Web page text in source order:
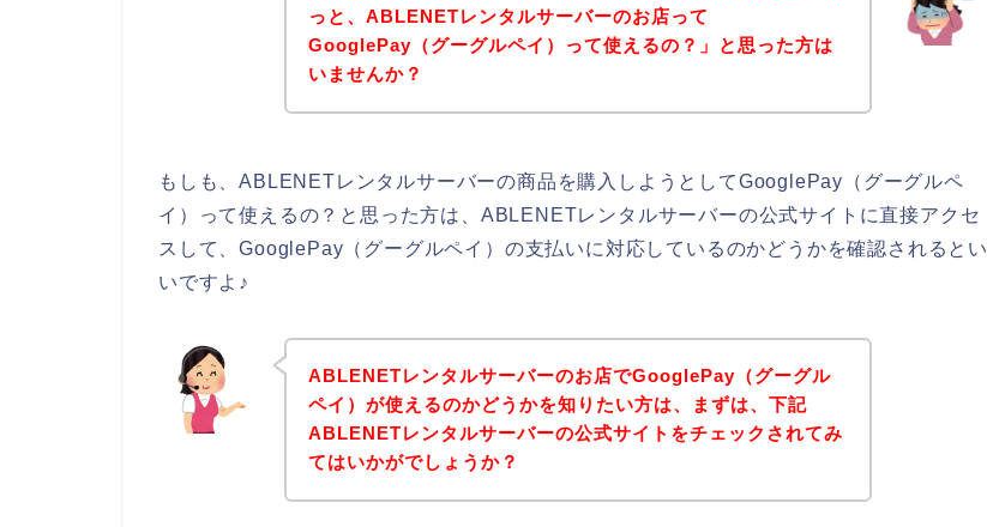
っと、ABLENETレンタルサーバーのお店って
GooglePay（グーグルペイ）って使えるの？」と思った方は
いませんか？
もしも、ABLENETレンタルサーバーの商品を購入しようとしてGooglePay（グーグルペ
イ）って使えるの？と思った方は、ABLENETレンタルサーバーの公式サイトに直接アクセ
スして、GooglePay（グーグルペイ）の支払いに対応しているのかどうかを確認されるとい
いですよ♪
ABLENETレンタルサーバーのお店でGooglePay（グーグル
ペイ）が使えるのかどうかを知りたい方は、まずは、下記
ABLENETレンタルサーバーの公式サイトをチェックされてみ
てはいかがでしょうか？